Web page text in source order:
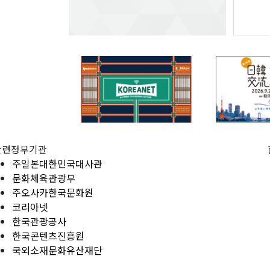
정부기관
주일본대한민국대사관
문화체육관광부
주오사카한국문화원
코리아넷
한국관광공사
한국콘텐츠진흥원
국외소재문화유산재단